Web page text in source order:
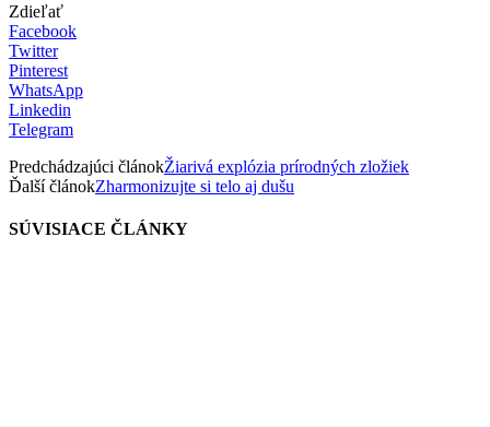
Zdieľať
Facebook
Twitter
Pinterest
WhatsApp
Linkedin
Telegram
Predchádzajúci článokŽiarivá explózia prírodných zložiek
Ďalší článokZharmonizujte si telo aj dušu
SÚVISIACE ČLÁNKY